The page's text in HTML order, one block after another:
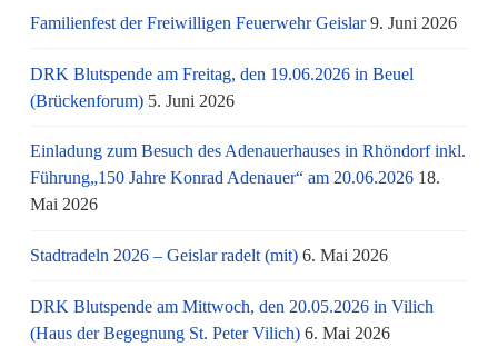
Familienfest der Freiwilligen Feuerwehr Geislar 9. Juni 2026
DRK Blutspende am Freitag, den 19.06.2026 in Beuel
(Brückenforum) 5. Juni 2026
Einladung zum Besuch des Adenauerhauses in Rhöndorf inkl.
Führung„150 Jahre Konrad Adenauer“ am 20.06.2026 18.
Mai 2026
Stadtradeln 2026 – Geislar radelt (mit) 6. Mai 2026
DRK Blutspende am Mittwoch, den 20.05.2026 in Vilich
(Haus der Begegnung St. Peter Vilich) 6. Mai 2026